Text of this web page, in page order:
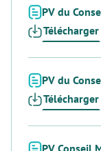
PV du
Télécharger
PV du
Télécharger
PV Conseil